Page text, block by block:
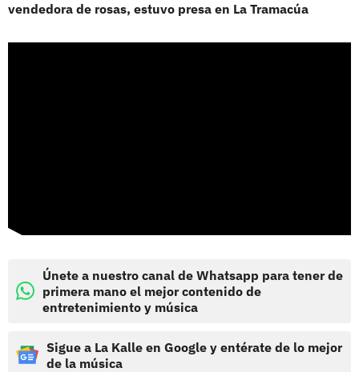
vendedora de rosas, estuvo presa en La Tramacúa
Únete a nuestro canal de Whatsapp para tener de
primera mano el mejor contenido de
entretenimiento y música
Sigue a La Kalle en Google y entérate de lo mejor
de la música